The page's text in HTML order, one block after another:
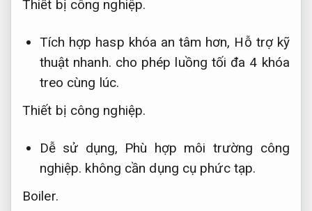
Thiết bị công nghiệp.
Tích hợp hasp khóa an tâm hơn, Hỗ trợ kỹ
thuật nhanh. cho phép luồng tối đa 4 khóa
treo cùng lúc.
Thiết bị công nghiệp.
Dễ sử dụng, Phù hợp môi trường công
nghiệp. không cần dụng cụ phức tạp.
Boiler.